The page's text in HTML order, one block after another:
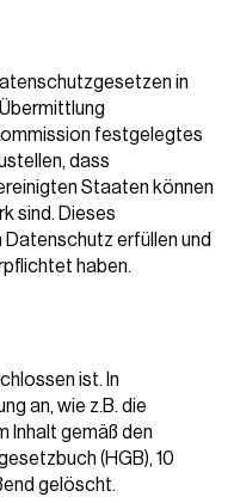
in
festgelegtes
dass
Staaten können
sind. Dieses
erfüllen und
haben.
ist. In
an, wie z.B. die
Inhalt gemäß den
(HGB), 10
gelöscht.